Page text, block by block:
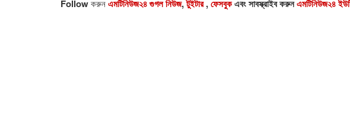
Followকরুনএমটিনিউজ২৪ গুগল নিউজ,টুইটার,ফেসবুকএবং সাবস্ক্রাইব করুনএমটিনিউজ২৪